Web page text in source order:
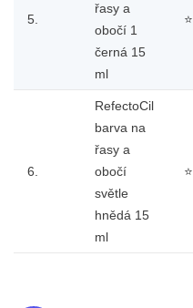
5.
řasy a
obočí 1
černá 15
ml
⭐
6.
RefectoCil
barva na
řasy a
obočí
světle
hnědá 15
ml
⭐